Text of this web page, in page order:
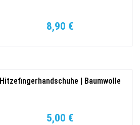
8,90 €
Hitzefingerhandschuhe | Baumwolle
5,00 €